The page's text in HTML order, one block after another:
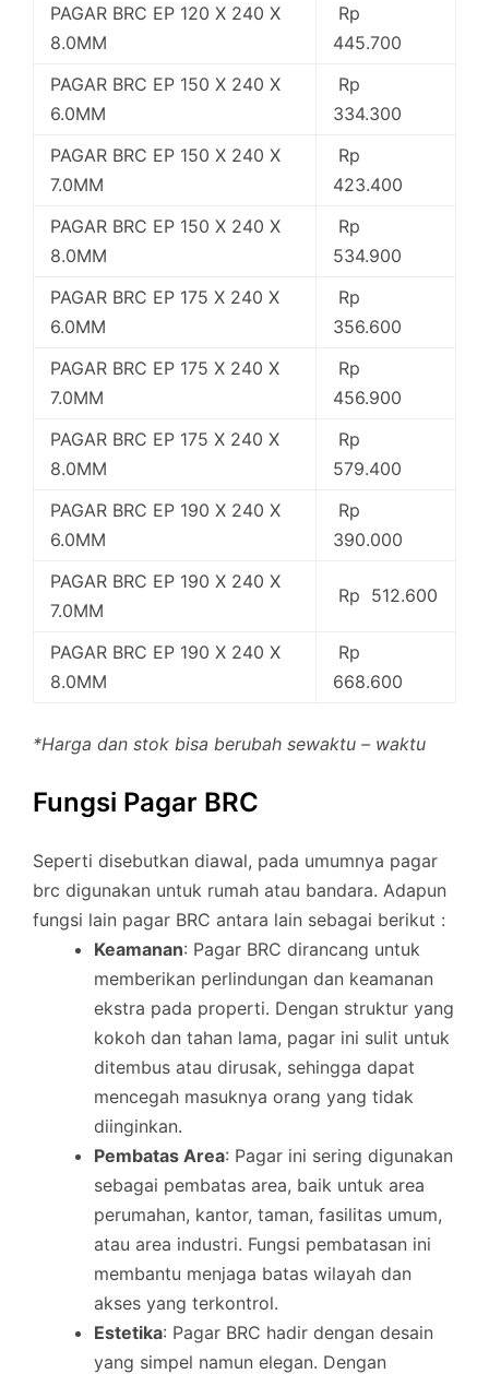
PAGAR BRC EP 120 X 240 X
8.0MM
Rp
445.700
PAGAR BRC EP 150 X 240 X
6.0MM
Rp
334.300
PAGAR BRC EP 150 X 240 X
7.0MM
Rp
423.400
PAGAR BRC EP 150 X 240 X
8.0MM
Rp
534.900
PAGAR BRC EP 175 X 240 X
6.0MM
Rp
356.600
PAGAR BRC EP 175 X 240 X
7.0MM
Rp
456.900
PAGAR BRC EP 175 X 240 X
8.0MM
Rp
579.400
PAGAR BRC EP 190 X 240 X
6.0MM
Rp
390.000
PAGAR BRC EP 190 X 240 X
7.0MM
Rp 512.600
PAGAR BRC EP 190 X 240 X
8.0MM
Rp
668.600
*Harga dan stok bisa berubah sewaktu – waktu
Fungsi Pagar BRC
Seperti disebutkan diawal, pada umumnya pagar
brc digunakan untuk rumah atau bandara. Adapun
fungsi lain pagar BRC antara lain sebagai berikut :
Keamanan: Pagar BRC dirancang untuk
memberikan perlindungan dan keamanan
ekstra pada properti. Dengan struktur yang
kokoh dan tahan lama, pagar ini sulit untuk
ditembus atau dirusak, sehingga dapat
mencegah masuknya orang yang tidak
diinginkan.
Pembatas Area: Pagar ini sering digunakan
sebagai pembatas area, baik untuk area
perumahan, kantor, taman, fasilitas umum,
atau area industri. Fungsi pembatasan ini
membantu menjaga batas wilayah dan
akses yang terkontrol.
Estetika: Pagar BRC hadir dengan desain
yang simpel namun elegan. Dengan